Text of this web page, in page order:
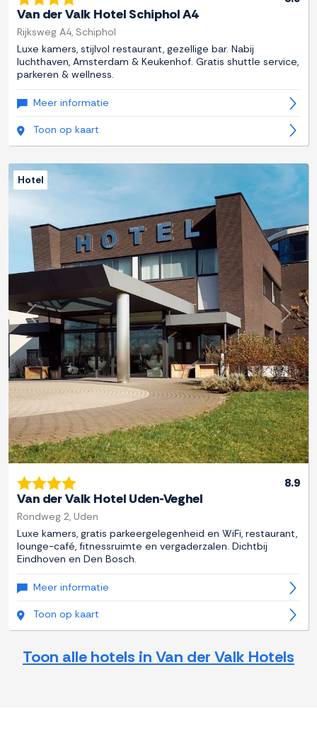
Van der Valk Hotel Schiphol A4
Rijksweg A4, Schiphol
Luxe kamers, stijlvol restaurant, gezellige bar. Nabij
luchthaven, Amsterdam & Keukenhof. Gratis shuttle service,
parkeren & wellness.
Meer informatie
Toon op kaart
Previous Next
Hotel
8.9
Van der Valk Hotel Uden-­Veghel
Rondweg 2, Uden
Luxe kamers, gratis parkeergelegenheid en WiFi, restaurant,
lounge-café, fitnessruimte en vergaderzalen. Dichtbij
Eindhoven en Den Bosch.
Meer informatie
Toon op kaart
Toon alle hotels in Van der Valk Hotels